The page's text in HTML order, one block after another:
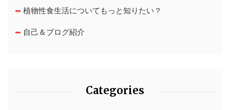
植物性食生活についてもっと知りたい？
自己＆ブログ紹介
Categories